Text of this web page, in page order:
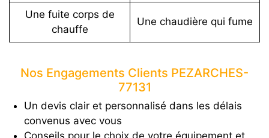
Une fuite corps de
chauffe
Une chaudière qui fume
Nos Engagements Clients PEZARCHES-
77131
Un devis clair et personnalisé dans les délais
convenus avec vous